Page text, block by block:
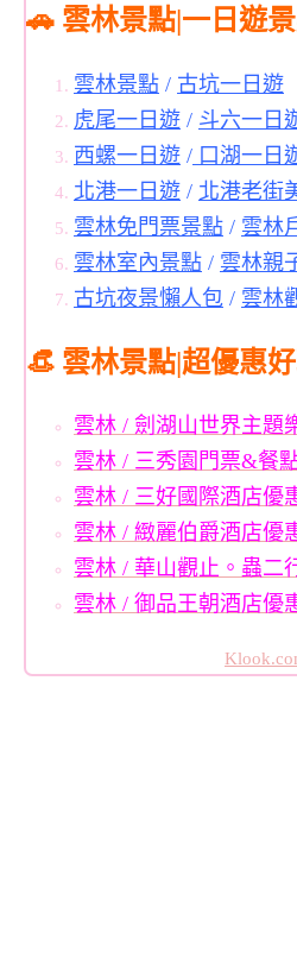
🚗 雲林景點|一日遊
雲林景點 / 古坑一日遊
虎尾一日遊 / 斗六一日
西螺一日遊 / 口湖一日
北港一日遊 / 北港老街
雲林免門票景點 / 雲林
雲林室內景點 / 雲林親
古坑夜景懶人包 / 雲林
👒 雲林景點|超優惠
雲林 / 劍湖山世界主題
雲林 / 三秀園門票&餐
雲林 / 三好國際酒店優
雲林 / 緻麗伯爵酒店優
雲林 / 華山觀止。蟲二
雲林 / 御品王朝酒店優